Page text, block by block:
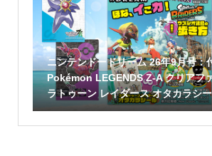
ニンテンドードリーム 26年9月号：
Pokémon LEGENDS Z-A クリアフ
ラトゥーン レイダース オタカラシ